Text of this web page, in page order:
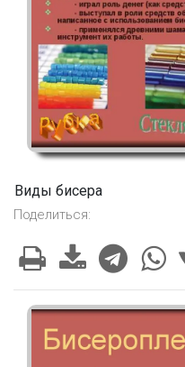
Виды бисера
Поделиться: